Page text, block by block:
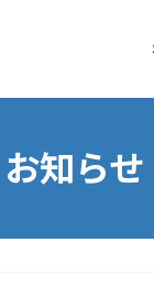
お知らせ